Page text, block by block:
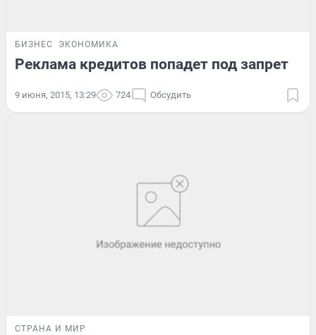
БИЗНЕС ЭКОНОМИКА
Реклама кредитов попадет под запрет
9 июня, 2015, 13:29 724 Обсудить
СТРАНА И МИР